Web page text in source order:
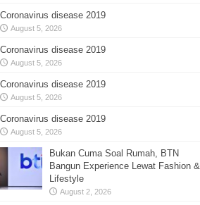
Coronavirus disease 2019
August 5, 2026
Coronavirus disease 2019
August 5, 2026
Coronavirus disease 2019
August 5, 2026
Coronavirus disease 2019
August 5, 2026
Bukan Cuma Soal Rumah, BTN
Bangun Experience Lewat Fashion &
Lifestyle
August 2, 2026